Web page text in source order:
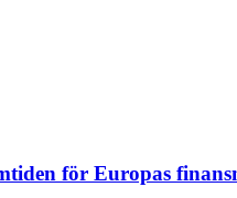
för Europas